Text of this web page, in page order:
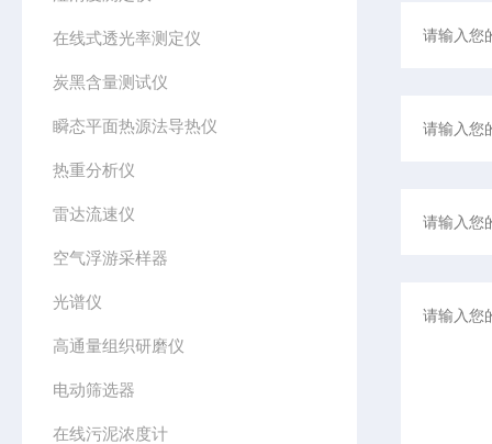
在线式透光率测定仪
炭黑含量测试仪
瞬态平面热源法导热仪
热重分析仪
雷达流速仪
空气浮游采样器
光谱仪
高通量组织研磨仪
电动筛选器
在线污泥浓度计